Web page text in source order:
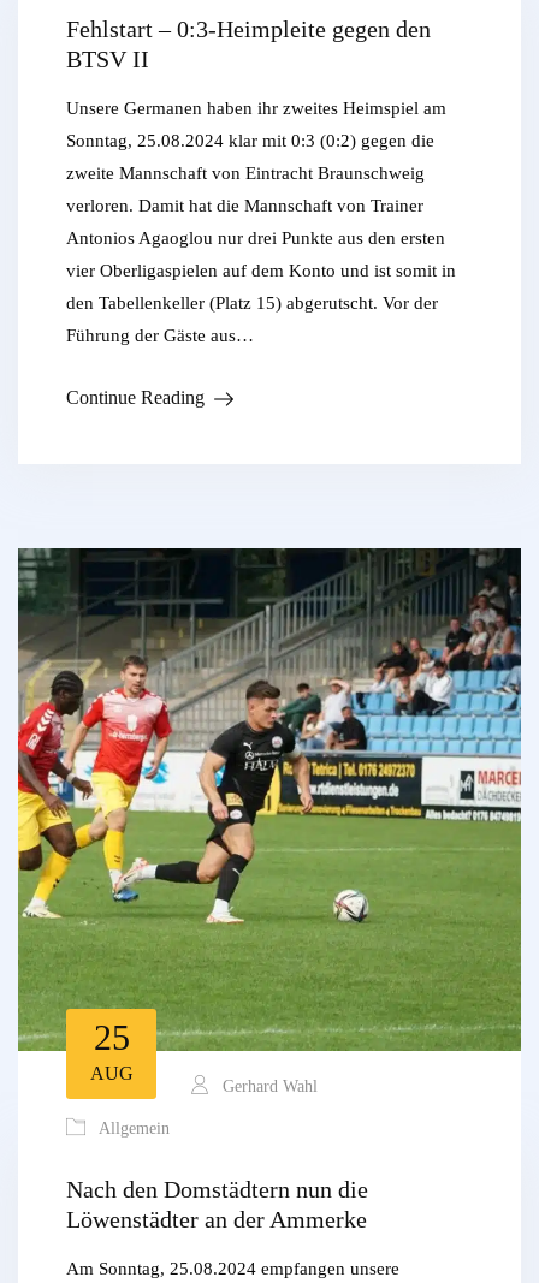
Fehlstart – 0:3-Heimpleite gegen den
BTSV II
Unsere Germanen haben ihr zweites Heimspiel am
Sonntag, 25.08.2024 klar mit 0:3 (0:2) gegen die
zweite Mannschaft von Eintracht Braunschweig
verloren. Damit hat die Mannschaft von Trainer
Antonios Agaoglou nur drei Punkte aus den ersten
vier Oberligaspielen auf dem Konto und ist somit in
den Tabellenkeller (Platz 15) abgerutscht. Vor der
Führung der Gäste aus…
Continue Reading
25
AUG
Gerhard Wahl
Allgemein
Nach den Domstädtern nun die
Löwenstädter an der Ammerke
Am Sonntag, 25.08.2024 empfangen unsere